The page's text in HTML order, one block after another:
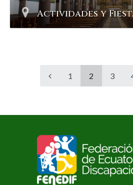
Actividades y
1 2 3